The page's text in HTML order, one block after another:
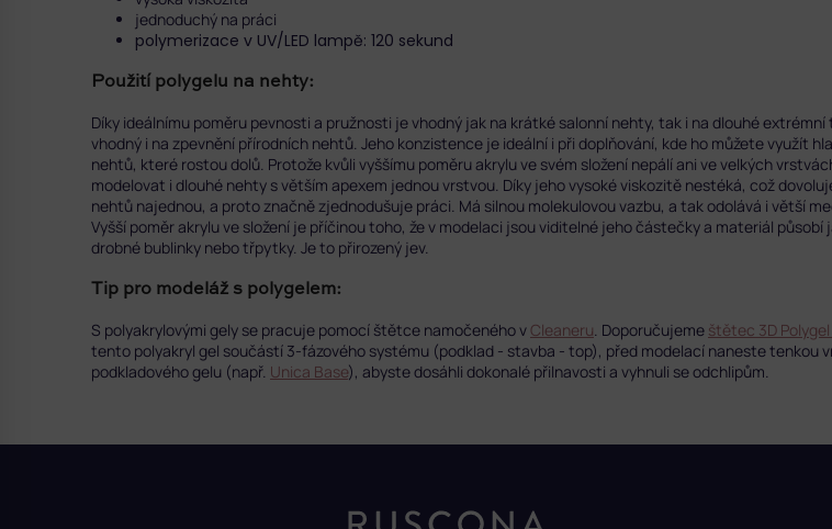
jednoduchý na práci
polymerizace v UV/LED lampě: 120 sekund
Použití polygelu na nehty:
Díky ideálnímu poměru pevnosti a pružnosti je vhodný jak na krátké salonní nehty, tak i na dlouhé
vhodný i na zpevnění přírodních nehtů. Jeho konzistence je ideální i při doplňování, kde ho můžete využít
nehtů, které rostou dolů. Protože kvůli vyššímu poměru akrylu ve svém složení nepálí ani ve velkých
modelovat i dlouhé nehty s větším apexem jednou vrstvou. Díky jeho vysoké viskozitě nestéká, což
nehtů najednou, a proto značně zjednodušuje práci. Má silnou molekulovou vazbu, a tak odolává i větší
Vyšší poměr akrylu ve složení je příčinou toho, že v modelaci jsou viditelné jeho částečky a materiál působí
drobné bublinky nebo třpytky. Je to přirozený jev.
Tip pro modeláž s polygelem:
S polyakrylovými gely se pracuje pomocí štětce namočeného v Cleaneru. Doporučujeme štětec 3D Polygel
tento polyakryl gel součástí 3-fázového systému (podklad - stavba - top), před modelací naneste tenkou
podkladového gelu (např. Unica Base), abyste dosáhli dokonalé přilnavosti a vyhnuli se odchlipům.